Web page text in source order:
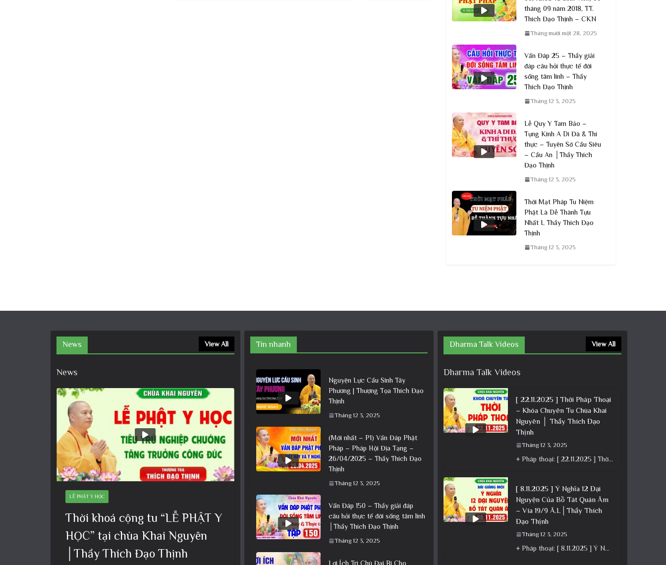
tháng 09 năm 2018, TT.
Thích Đạo Thịnh – CKN
Tháng mười một 28, 2025
Vấn Đáp 25 – Thầy giải
đáp câu hỏi thực tế đời
sống tâm linh – Thầy
Thích Đạo Thịnh
Tháng 12 3, 2025
Lễ Quy Y Tam Bảo –
Tụng Kinh A Di Đà & Thí
thực – Tuyên Sớ Cầu Siêu
– Cầu An │Thầy Thích
Đạo Thịnh
Tháng 12 3, 2025
Thời Mạt Pháp Tu Niệm
Phật Là Dễ Thành Tựu
Nhất L Thầy Thích Đạo
Thịnh
Tháng 12 3, 2025
News View All
News
LỄ PHẬT Y HỌC
Thời khoá cộng tu “LỄ PHẬT Y
HỌC” tại chùa Khai Nguyên
│Thầy Thích Đạo Thịnh
Tin nhanh
Nguyện Lực Cầu Sinh Tây
Phương | Thượng Tọa Thích Đạo
Thịnh
Tháng 12 3, 2025
(Mới nhất – P1) Vấn Đáp Phật
Pháp – Pháp Hội Địa Tạng –
26/04/2025 – Thầy Thích Đạo
Thịnh
Tháng 12 3, 2025
Vấn Đáp 150 – Thầy giải đáp
câu hỏi thực tế đời sống tâm linh
│Thầy Thích Đạo Thịnh
Tháng 12 3, 2025
Lợi Ích Trì Chú Đại Bi Cho
Dharma Talk Videos View All
Dharma Talk Videos
[ 22.11.2025 ] Thời Pháp Thoại
– Khóa Chuyên Tu Chùa Khai
Nguyên │ Thầy Thích Đạo
Thịnh
Tháng 12 3, 2025
+ Pháp thoại: [ 22.11.2025 ] Thời Pháp Thoại – Khóa Chuyên Tu Chùa Khai Nguyên │ Thầy Thích Đạo
[ 8.11.2025 ] Ý Nghĩa 12 Đại
Nguyện Của Bồ Tát Quán Âm
– Vía 19/9 Â.L│Thầy Thích
Đạo Thịnh
Tháng 12 3, 2025
+ Pháp thoại: [ 8.11.2025 ] Ý Nghĩa 12 Đại Nguyện Của Bồ Tát Quán Âm – Vía 19/9 Â.L│Thầy